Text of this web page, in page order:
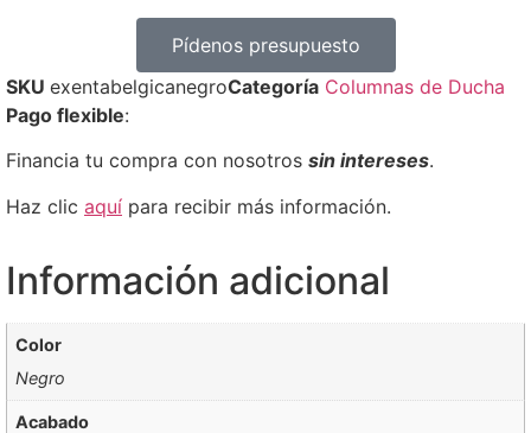
Pídenos presupuesto
SKU exentabelgicanegroCategoría Columnas de Ducha
Pago flexible:
Financia tu compra con nosotros sin intereses.
Haz clic aquí para recibir más información.
Información adicional
Color
Negro
Acabado